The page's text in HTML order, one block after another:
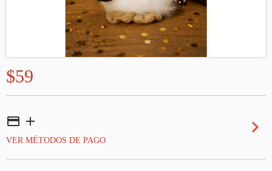
$59
VER MÉTODOS DE PAGO